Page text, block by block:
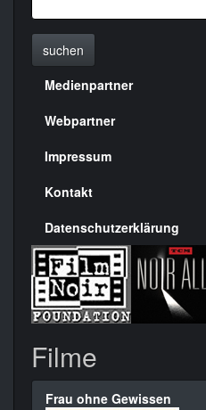
suchen
Menülinks
rechte
Seite
Medienpartner
Webpartner
Impressum
Kontakt
Datenschutzerklärung
Filme
Frau ohne Gewissen